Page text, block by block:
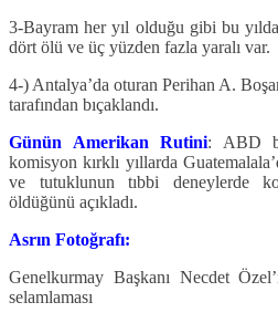
3-Bayram her yıl olduğu gibi bu
dört ölü ve üç yüzden fazla yaralı var.
4-) Antalya’da oturan Perihan A.
tarafından bıçaklandı.
Günün Amerikan Rutini: ABD
komisyon kırklı yıllarda
ve tutuklunun tıbbi deneylerde
öldüğünü açıkladı.
Asrın Fotoğrafı:
Genelkurmay Başkanı Necdet
selamlaması